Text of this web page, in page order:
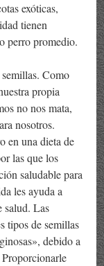
exóticas,
tienen
perro promedio.
Como
propia
no nos mata,
nosotros.
en una dieta de
las que los
saludable para
les ayuda a
salud. Las
tipos de semillas
debido a